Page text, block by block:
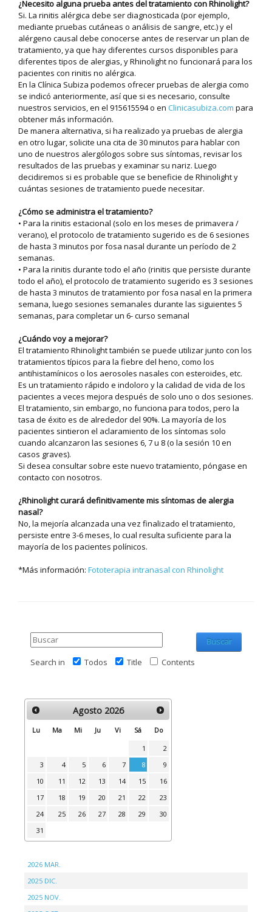
¿Necesito alguna prueba antes del tratamiento con Rhinolight?
Si. La rinitis alérgica debe ser diagnosticada (por ejemplo,
mediante pruebas cutáneas o análisis de sangre, etc.) y el
alérgeno causal debe conocerse antes de reservar un plan de
tratamiento, ya que hay diferentes cursos disponibles para
diferentes tipos de alergias, y Rhinolight no funcionará para los
pacientes con rinitis no alérgica.
En la Clínica Subiza podemos ofrecer pruebas de alergia como
se indicó anteriormente, así que si es necesario, consulte
nuestros servicios, en el 915615594 o en Clinicasubiza.com para
obtener más información.
De manera alternativa, si ha realizado ya pruebas de alergia
en otro lugar, solicite una cita de 30 minutos para hablar con
uno de nuestros alergólogos sobre sus síntomas, revisar los
resultados de las pruebas y examinar su nariz. Luego
decidiremos si es probable que se beneficie de Rhinolight y
cuántas sesiones de tratamiento puede necesitar.
¿Cómo se administra el tratamiento?
• Para la rinitis estacional (solo en los meses de primavera /
verano), el protocolo de tratamiento sugerido es de 6 sesiones
de hasta 3 minutos por fosa nasal durante un período de 2
semanas.
• Para la rinitis durante todo el año (rinitis que persiste durante
todo el año), el protocolo de tratamiento sugerido es 3 sesiones
de hasta 3 minutos de tratamiento por fosa nasal en la primera
semana, luego sesiones semanales durante las siguientes 5
semanas, para completar un 6- curso semanal
¿Cuándo voy a mejorar?
El tratamiento Rhinolight también se puede utilizar junto con los
tratamientos típicos para la fiebre del heno, como los
antihistamínicos o los aerosoles nasales con esteroides, etc.
Es un tratamiento rápido e indoloro y la calidad de vida de los
pacientes a veces mejora después de solo uno o dos sesiones.
El tratamiento, sin embargo, no funciona para todos, pero la
tasa de éxito es de alrededor del 90%. La mayoría de los
pacientes sintieron el aclaramiento de los síntomas solo
cuando alcanzaron las sesiones 6, 7 u 8 (o la sesión 10 en
casos graves).
Si desea consultar sobre este nuevo tratamiento, póngase en
contacto con nosotros.
¿Rhinolight curará definitivamente mis síntomas de alergia
nasal?
No, la mejoría alcanzada una vez finalizado el tratamiento,
persiste entre 3-6 meses, lo cual resulta suficiente para la
mayoría de los pacientes polínicos.
*Más información: Fototerapia intranasal con Rhinolight
Buscar
Search in
Todos Title Contents
Agosto 2026
Lu Ma Mi Ju Vi Sá Do
1
2
3
4 5 6 7 8
9
10
11 12 13 14 15
16
17
18 19 20 21 22
23
24
25 26 27 28 29
30
31
2026 MAR.
2025 DIC.
2025 NOV.